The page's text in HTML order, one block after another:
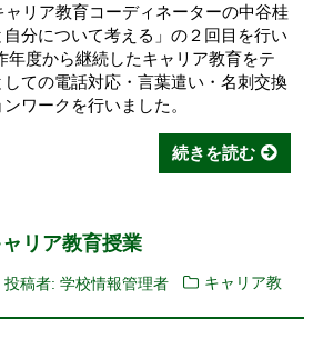
ャリア教育コーディネーターの中谷桂
分について考える」の２回目を行い
年度から継続したキャリア教育をテ
ての電話対応・言葉遣い・名刺交換
ワークを行いました。
続きを読む
リア教育授業
投稿者: 学校情報管理者
キャリア教